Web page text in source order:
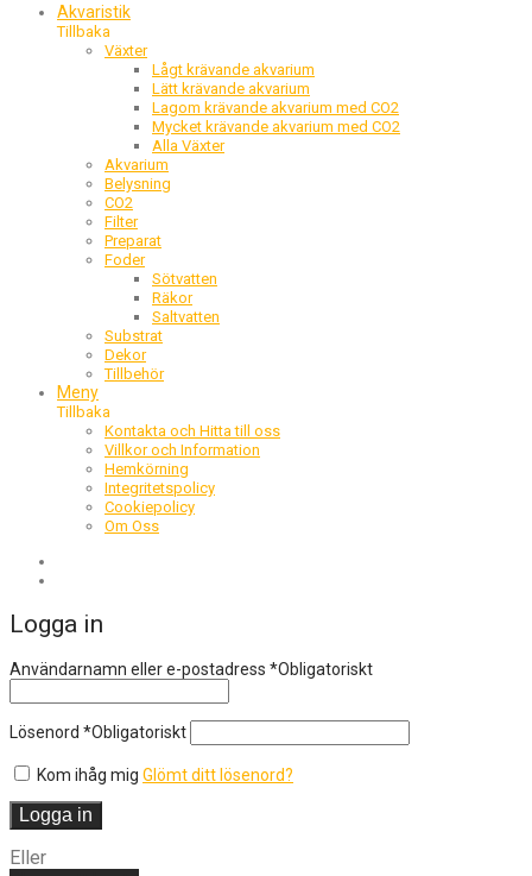
Akvaristik
Tillbaka
Växter
Lågt krävande akvarium
Lätt krävande akvarium
Lagom krävande akvarium med CO2
Mycket krävande akvarium med CO2
Alla Växter
Akvarium
Belysning
CO2
Filter
Preparat
Foder
Sötvatten
Räkor
Saltvatten
Substrat
Dekor
Tillbehör
Meny
Tillbaka
Kontakta och Hitta till oss
Villkor och Information
Hemkörning
Integritetspolicy
Cookiepolicy
Om Oss
Logga in
Användarnamn eller e-postadress *Obligatoriskt
Lösenord *Obligatoriskt
Kom ihåg mig Glömt ditt lösenord?
Logga in
Eller